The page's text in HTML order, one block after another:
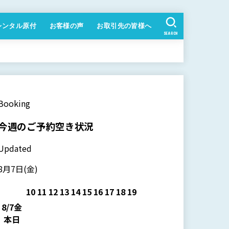
ンタル原付 お客様の声 お取引先の皆様へ
SEARCH